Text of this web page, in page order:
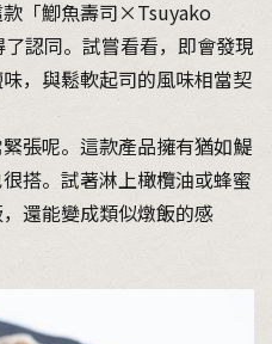
「鯽魚壽司×Tsuyako
認同。試嘗看看，即會發現
，與鬆軟起司的風味相當契
張呢。這款產品擁有猶如鯷
搭。試著淋上橄欖油或蜂蜜
還能變成類似燉飯的感